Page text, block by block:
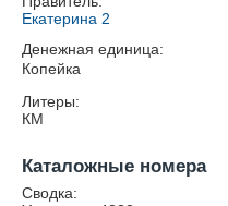
Екатерина 2
Денежная единица:
Копейка
Литеры:
КМ
Каталожные номера
Сводка: